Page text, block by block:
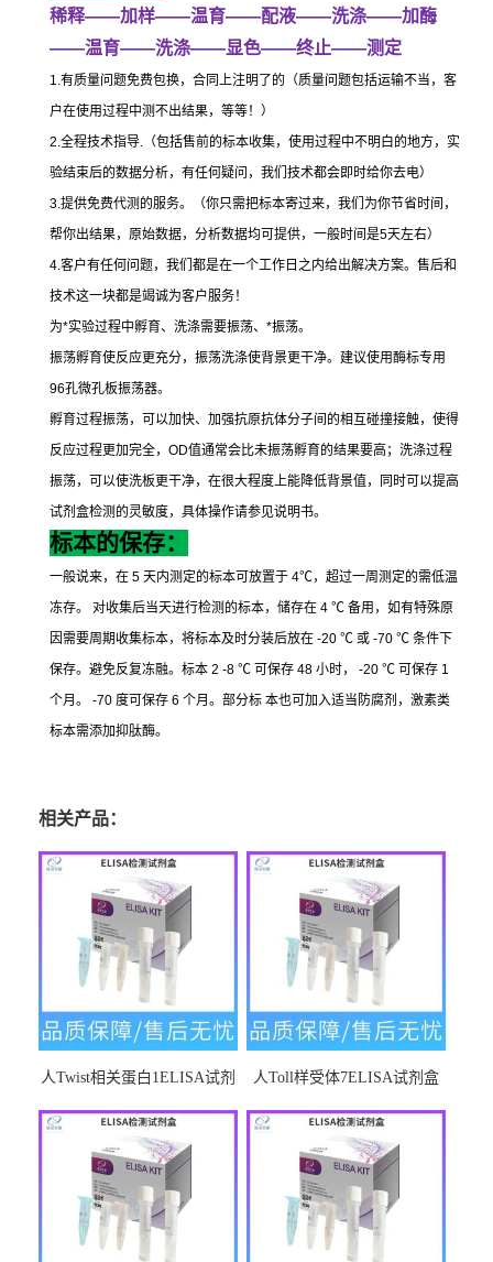
稀释——加样——温育——配液——洗涤——加酶
——温育——洗涤——显色——终止——测定
1.有质量问题免费包换，合同上注明了的（质量问题包括运输不当，客
户在使用过程中测不出结果，等等！）
2.全程技术指导. （包括售前的标本收集，使用过程中不明白的地方，实
验结束后的数据分析，有任何疑问，我们技术都会即时给你去电）
3.提供免费代测的服务。（你只需把标本寄过来，我们为你节省时间，
帮你出结果，原始数据，分析数据均可提供，一般时间是5天左右）
4.客户有任何问题，我们都是在一个工作日之内给出解决方案。售后和
技术这一块都是竭诚为客户服务！
为*实验过程中孵育、洗涤需要振荡、 *振荡。
振荡孵育使反应更充分，振荡洗涤使背景更干净。建议使用酶标专用
96孔微孔板振荡器。
孵育过程振荡，可以加快、加强抗原抗体分子间的相互碰撞接触，使得
反应过程更加完全， OD值通常会比未振荡孵育的结果要高；洗涤过程
振荡，可以使洗板更干净，在很大程度上能降低背景值，同时可以提高
试剂盒检测的灵敏度，具体操作请参见说明书。
标本的保存：
一般说来，在 5 天内测定的标本可放置于 4℃，超过一周测定的需低温
冻存。
对收集后当天进行检测的标本，储存在 4 ℃ 备用，如有特殊原
因需要周期收集标本，将标本及时分装后放在 -20 ℃ 或 -70 ℃ 条件下
保存。避免反复冻融。标本 2 -8 ℃ 可保存 48 小时， -20 ℃ 可保存 1
个月。
-70 度可保存 6 个月。部分标 本也可加入适当防腐剂，激素类
标本需添加抑肽酶。
相关产品：
人Twist相关蛋白1ELISA试剂
人Toll样受体7ELISA试剂盒